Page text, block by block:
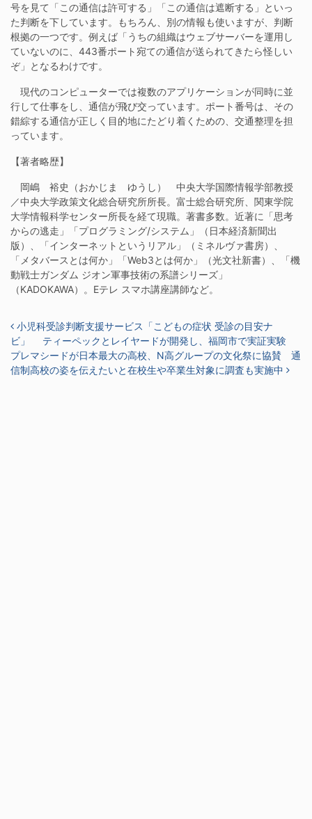
号を見て「この通信は許可する」「この通信は遮断する」といっ
た判断を下しています。もちろん、別の情報も使いますが、判断
根拠の一つです。例えば「うちの組織はウェブサーバーを運用し
ていないのに、443番ポート宛ての通信が送られてきたら怪しい
ぞ」となるわけです。
現代のコンピューターでは複数のアプリケーションが同時に並
行して仕事をし、通信が飛び交っています。ポート番号は、その
錯綜する通信が正しく目的地にたどり着くための、交通整理を担
っています。
【著者略歴】
岡嶋 裕史（おかじま ゆうし） 中央大学国際情報学部教授
／中央大学政策文化総合研究所所長。富士総合研究所、関東学院
大学情報科学センター所長を経て現職。著書多数。近著に「思考
からの逃走」「プログラミング/システム」（日本経済新聞出
版）、「インターネットというリアル」（ミネルヴァ書房）、
「メタバースとは何か」「Web3とは何か」（光文社新書）、「機
動戦士ガンダム ジオン軍事技術の系譜シリーズ」
（KADOKAWA）。Eテレ スマホ講座講師など。
投稿ナビゲーション
小児科受診判断支援サービス「こどもの症状 受診の目安ナ
ビ」 ティーペックとレイヤードが開発し、福岡市で実証実験
プレマシードが日本最大の高校、N高グループの文化祭に協賛 通
信制高校の姿を伝えたいと在校生や卒業生対象に調査も実施中